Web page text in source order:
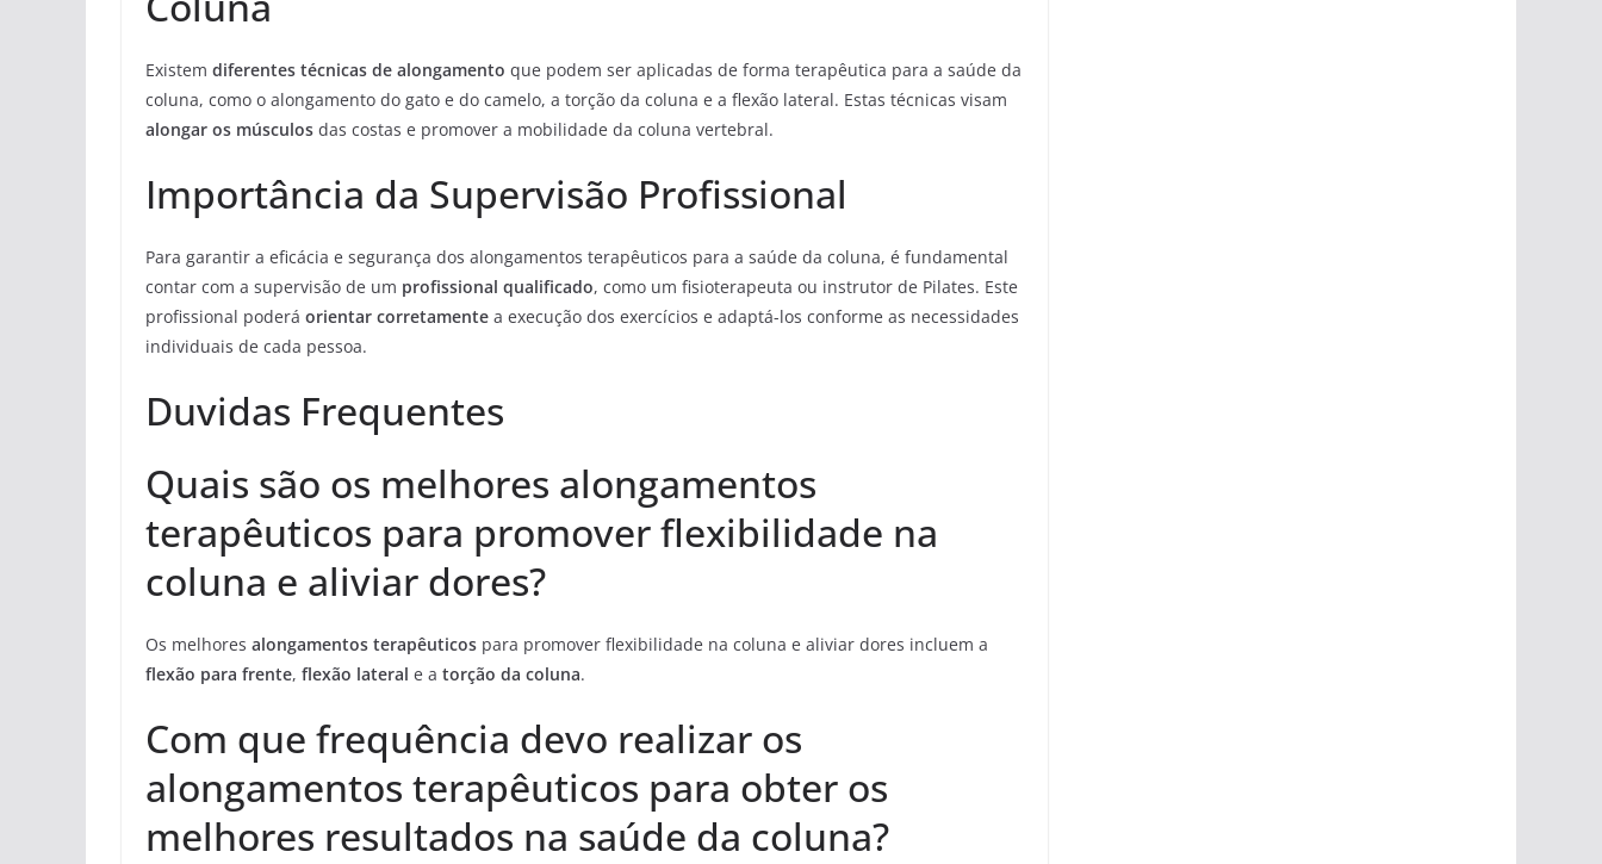
Existem diferentes técnicas de alongamento que podem ser aplicadas de forma terapêutica para a saúde da
coluna, como o alongamento do gato e do camelo, a torção da coluna e a flexão lateral. Estas técnicas visam
alongar os músculos das costas e promover a mobilidade da coluna vertebral.
Importância da Supervisão Profissional
Para garantir a eficácia e segurança dos alongamentos terapêuticos para a saúde da coluna, é fundamental
contar com a supervisão de um profissional qualificado, como um fisioterapeuta ou instrutor de Pilates. Este
profissional poderá orientar corretamente a execução dos exercícios e adaptá-los conforme as necessidades
individuais de cada pessoa.
Duvidas Frequentes
Quais são os melhores alongamentos
terapêuticos para promover flexibilidade na
coluna e aliviar dores?
Os melhores alongamentos terapêuticos para promover flexibilidade na coluna e aliviar dores incluem a
flexão para frente, flexão lateral e a torção da coluna.
Com que frequência devo realizar os
alongamentos terapêuticos para obter os
melhores resultados na saúde da coluna?